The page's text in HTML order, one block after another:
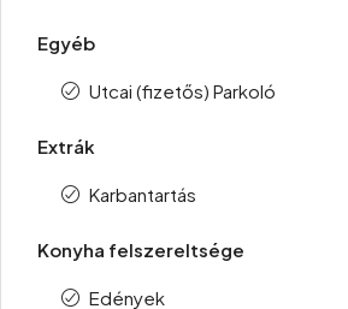
Egyéb
Utcai (fizetős) Parkoló
Extrák
Karbantartás
Konyha felszereltsége
Edények